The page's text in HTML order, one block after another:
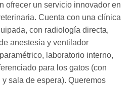
ofrecer un servicio innovador en
Cuenta con una clínica
con radiología directa,
anestesia y ventilador
laboratorio interno,
para los gatos (con
sala de espera). Queremos